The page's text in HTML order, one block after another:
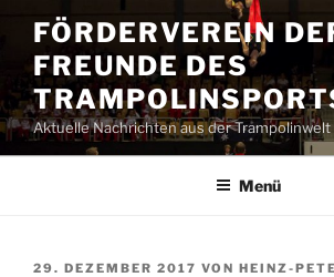
Inhalt
springen
FÖRDERVEREIN
FREUNDE DES
Aktuelle Nachrichten aus der Trampolinwelt
Menü
VERÖFFENTLICHT
29. DEZEMBER 2017 VON HEINZ-